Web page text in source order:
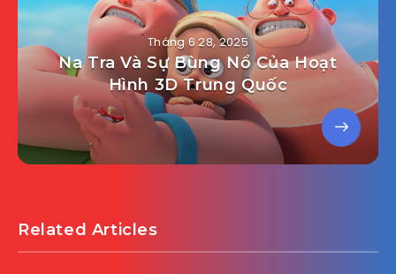
Tháng 6 28, 2025
Na Tra Và Sự Bùng Nổ Của Hoạt
Hình 3D Trung Quốc
Related Articles